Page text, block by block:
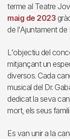
terme al Teatre
maig de 2023
de l'Ajuntament de
L'objectiu del
mitjançant un
diversos. Cada
musical del Dr.
dedicat la seva
mort, els seus
Es van unir a la